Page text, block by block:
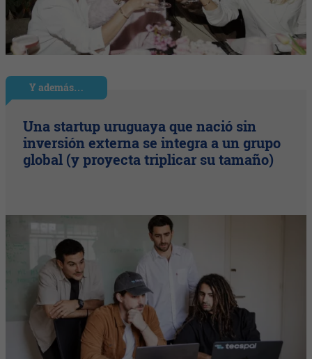
Y además…
Una startup uruguaya que nació sin
inversión externa se integra a un grupo
global (y proyecta triplicar su tamaño)